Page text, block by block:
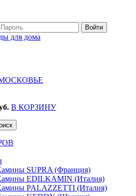
В КОРЗИНУ
SUPRA (Франция)
EDILKAMIN (Италия)
PALAZZETTI (Италия)